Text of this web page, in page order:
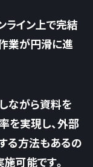
ライン上で完結
業が円滑に進
ながら資料を
を実現し、外部
る方法もあるの
可能です。